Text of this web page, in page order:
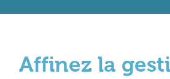
Affinez la